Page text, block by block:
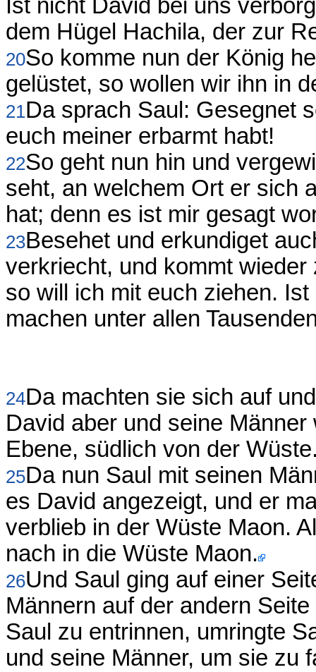
Ist nicht David bei uns
dem Hügel Hachila, der zur
20So komme nun der König
gelüstet, so wollen wir ihn in
21Da sprach Saul: Gesegnet
euch meiner erbarmt habt!
22So geht nun hin und
seht, an welchem Ort er sich
hat; denn es ist mir gesagt
23Besehet und erkundiget
verkriecht, und kommt
so will ich mit euch ziehen.
machen unter allen
24Da machten sie sich auf
David aber und seine
Ebene, südlich von der
25Da nun Saul mit seinen
es David angezeigt, und er
verblieb in der Wüste Maon.
nach in die Wüste Maon.
26Und Saul ging auf einer
Männern auf der andern
Saul zu entrinnen, umringte
und seine Männer, um sie zu